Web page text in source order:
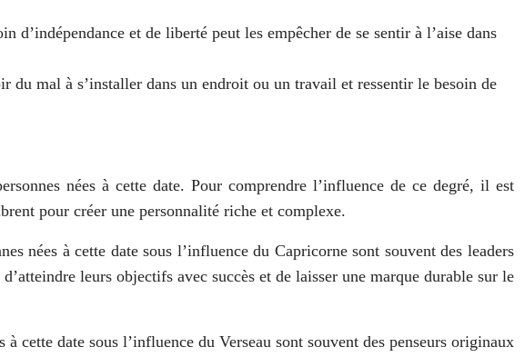
d’indépendance et de liberté peut les empêcher de se sentir à l’aise dans
mal à s’installer dans un endroit ou un travail et ressentir le besoin de
nées à cette date. Pour comprendre l’influence de ce degré, il est
pour créer une personnalité riche et complexe.
nées à cette date sous l’influence du Capricorne sont souvent des leaders
leurs objectifs avec succès et de laisser une marque durable sur le
cette date sous l’influence du Verseau sont souvent des penseurs originaux